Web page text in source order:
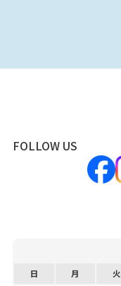
FOLLOW US
日 月 火